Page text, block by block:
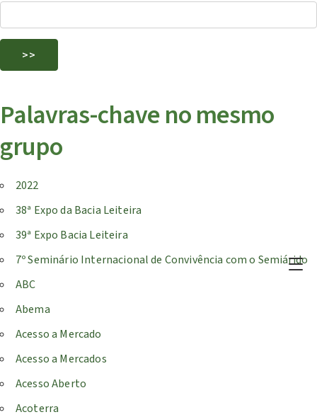
Palavras-chave no mesmo
grupo
2022
38ª Expo da Bacia Leiteira
39ª Expo Bacia Leiteira
7º Seminário Internacional de Convivência com o Semiárido
ABC
Abema
Acesso a Mercado
Acesso a Mercados
Acesso Aberto
Acoterra